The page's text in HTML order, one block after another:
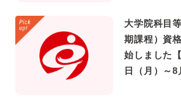
大学院科目
期課程）資
始しました
日（月）～8